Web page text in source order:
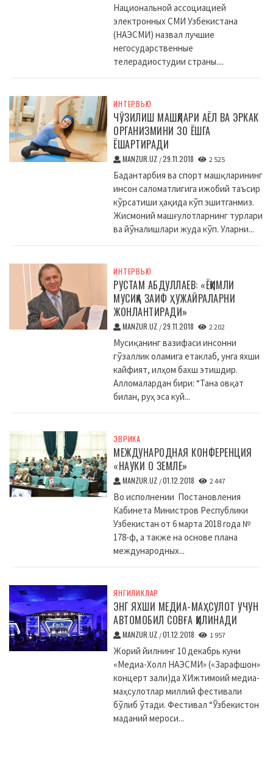
Национальной ассоциацией
электронных СМИ Узбекистана
(НАЭСМИ) назвал лучшие
негосударственные
телерадиостудии страны....
ИНТЕРВЬЮ
ЧЎЗИЛИШ МАШҚЛАРИ АЁЛ ВА ЭРКАК
ОРГАНИЗМИНИ 30 ЁШГА
ЁШАРТИРАДИ
MANZUR.UZ /29.11.2018 2 525
Бадантарбия ва спорт машқларининг
инсон саломатлигига ижобий таъсир
кўрсатиши ҳақида кўп эшитганмиз.
Жисмоний машғулотларнинг турлари
ва йўналишлари жуда кўп. Уларни...
ИНТЕРВЬЮ
РУСТАМ АБДУЛЛАЕВ: «ЁҚИМЛИ
МУСИҚА ЗАИФ ҲУЖАЙРАЛАРНИ
ЖОНЛАНТИРАДИ»
MANZUR.UZ /29.11.2018 2 202
Мусиқанинг вазифаси инсонни
гўзаллик оламига етаклаб, унга яхши
кайфият, илҳом бахш этишдир.
Алломалардан бири: “Тана овқат
билан, руҳ эса куй...
ЭВРИКА
МЕЖДУНАРОДНАЯ КОНФЕРЕНЦИЯ
«НАУКИ О ЗЕМЛЕ»
MANZUR.UZ /01.12.2018 2 447
Во исполнении Постановления
Кабинета Министров Республики
Узбекистан от 6 марта 2018 года №
178-ф, а также на основе плана
международных...
ЯНГИЛИКЛАР
ЭНГ ЯХШИ МЕДИА-МАҲСУЛОТ УЧУН
АВТОМОБИЛ СОВҒА ҚИЛИНАДИ
MANZUR.UZ /01.12.2018 1 957
Жорий йилнинг 10 декабрь куни
«Медиа-Холл НАЭСМИ» («Зарафшон»
концерт зали)да XИжтимоий медиа-
маҳсулотлар миллий фестивали
бўлиб ўтади. Фестивал “Ўзбекистон
маданий мероси...